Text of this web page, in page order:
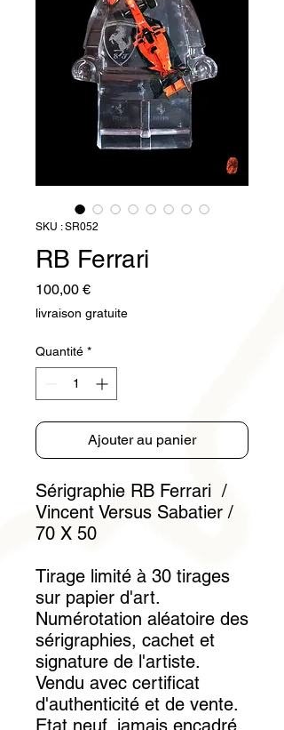
SKU : SR052
RB Ferrari
100,00 €Prix
livraison gratuite
Quantité *
Ajouter au panier
Sérigraphie RB Ferrari /
Vincent Versus Sabatier /
70 X 50
Tirage limité à 30 tirages
sur papier d'art.
Numérotation aléatoire des
sérigraphies, cachet et
signature de l'artiste.
Vendu avec certificat
d'authenticité et de vente.
Etat neuf, jamais encadré,